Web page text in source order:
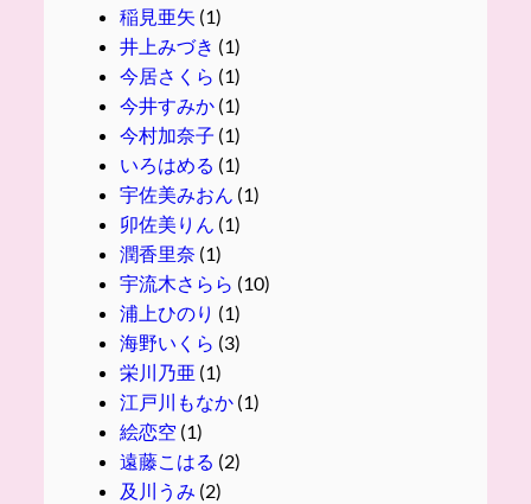
稲見亜矢 (1)
井上みづき (1)
今居さくら (1)
今井すみか(1)
今村加奈子 (1)
いろはめる (1)
宇佐美みおん (1)
卯佐美りん (1)
潤香里奈 (1)
宇流木さらら (10)
浦上ひのり (1)
海野いくら (3)
栄川乃亜 (1)
江戸川もなか(1)
絵恋空 (1)
遠藤こはる (2)
及川うみ (2)